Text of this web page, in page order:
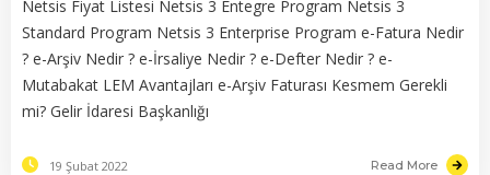
Netsis Fiyat Listesi Netsis 3 Entegre Program Netsis 3
Standard Program Netsis 3 Enterprise Program e-Fatura Nedir
? e-Arşiv Nedir ? e-İrsaliye Nedir ? e-Defter Nedir ? e-
Mutabakat LEM Avantajları e-Arşiv Faturası Kesmem Gerekli
mi? Gelir İdaresi Başkanlığı
19 Şubat 2022 Read More